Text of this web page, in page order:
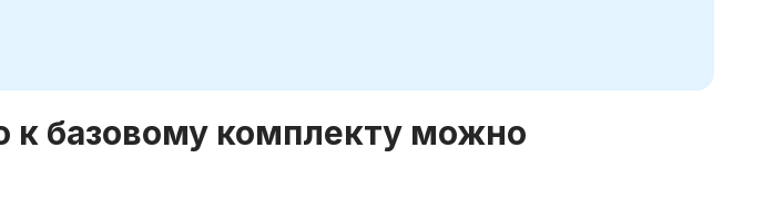
к базовому комплекту можно